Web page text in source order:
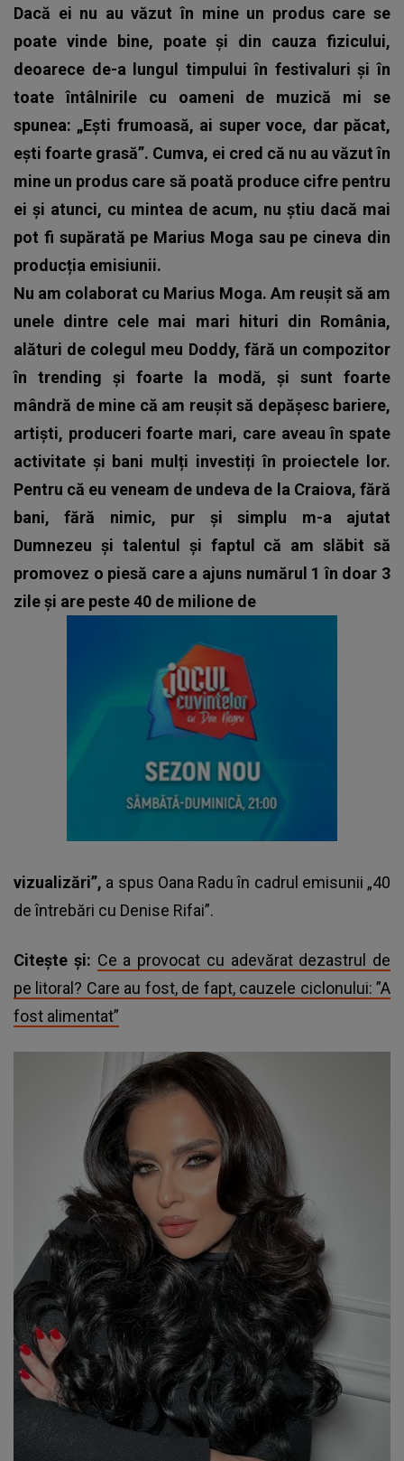
Dacă ei nu au văzut în mine un produs care se
poate vinde bine, poate și din cauza fizicului,
deoarece de-a lungul timpului în festivaluri și în
toate întâlnirile cu oameni de muzică mi se
spunea: „Ești frumoasă, ai super voce, dar păcat,
ești foarte grasă”. Cumva, ei cred că nu au văzut în
mine un produs care să poată produce cifre pentru
ei și atunci, cu mintea de acum, nu știu dacă mai
pot fi supărată pe Marius Moga sau pe cineva din
producția emisiunii.
Nu am colaborat cu Marius Moga. Am reușit să am
unele dintre cele mai mari hituri din România,
alături de colegul meu Doddy, fără un compozitor
în trending și foarte la modă, și sunt foarte
mândră de mine că am reușit să depășesc bariere,
artiști, produceri foarte mari, care aveau în spate
activitate și bani mulți investiți în proiectele lor.
Pentru că eu veneam de undeva de la Craiova, fără
bani, fără nimic, pur și simplu m-a ajutat
Dumnezeu și talentul și faptul că am slăbit să
promovez o piesă care a ajuns numărul 1 în doar 3
zile și are peste 40 de milione de
vizualizări”, a spus Oana Radu în cadrul emisunii „40
de întrebări cu Denise Rifai”.
Citește și: Ce a provocat cu adevărat dezastrul de
pe litoral? Care au fost, de fapt, cauzele ciclonului: ”A
fost alimentat”